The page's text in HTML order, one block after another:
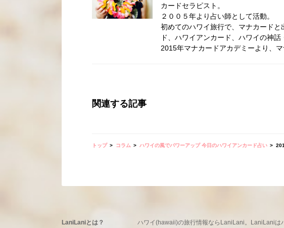
カードセラピスト。
２００５年より占い師として活動。
初めてのハワイ旅行で、マナカード
ド、ハワイアンカード、ハワイの神話
2015年マナカードアカデミーより、
関連する記事
トップ コラム ハワイの風でパワーアップ 今日のハワイアンカード占い
LaniLaniとは？ ハワイ(hawaii)の旅行情報ならLaniLani。LaniLaniは